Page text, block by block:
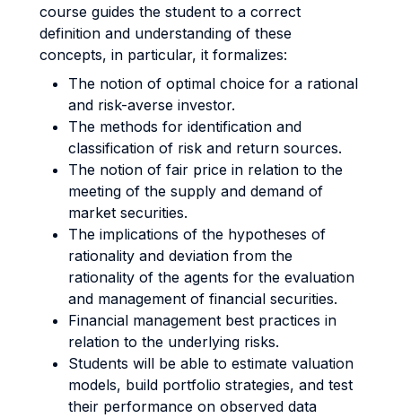
course guides the student to a correct
definition and understanding of these
concepts, in particular, it formalizes:
The notion of optimal choice for a rational
and risk-averse investor.
The methods for identification and
classification of risk and return sources.
The notion of fair price in relation to the
meeting of the supply and demand of
market securities.
The implications of the hypotheses of
rationality and deviation from the
rationality of the agents for the evaluation
and management of financial securities.
Financial management best practices in
relation to the underlying risks.
Students will be able to estimate valuation
models, build portfolio strategies, and test
their performance on observed data